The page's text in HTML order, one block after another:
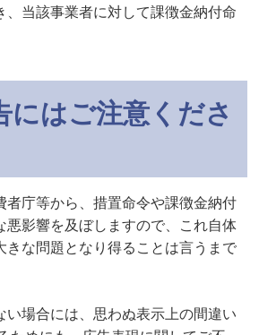
当該事業者に対して課徴金納付命
はご注意くださ
庁等から、措置命令や課徴金納付
影響を及ぼしますので、これ自体
な問題となり得ることは言うまで
場合には、思わぬ表示上の間違い